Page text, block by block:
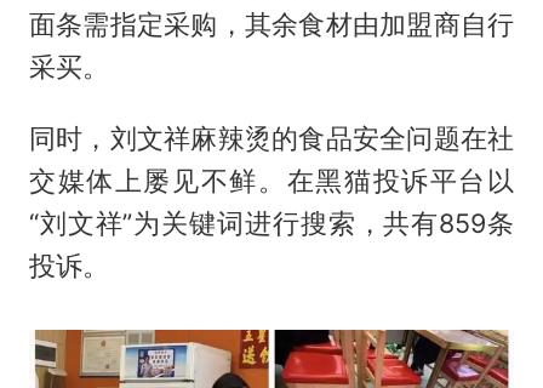
面条需指定采购，其余食材由加盟商自行
采买。
同时，刘文祥麻辣烫的食品安全问题在社
交媒体上屡见不鲜。在黑猫投诉平台以
“刘文祥”为关键词进行搜索，共有859条
投诉。